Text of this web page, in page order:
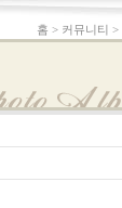
홈 > 커뮤니티 >